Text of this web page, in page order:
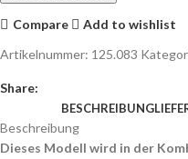
Compare
Add to wishlist
Artikelnummer: 125.083
Share:
BESCHREIBUNG
Beschreibung
Dieses Modell wird in der